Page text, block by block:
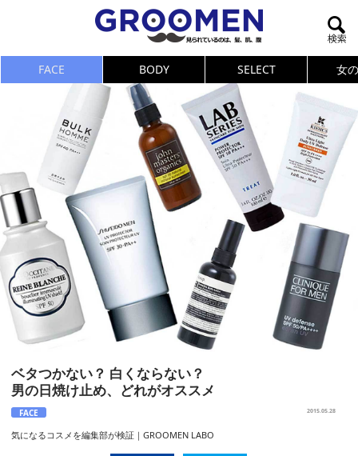
FACE BODY SELECT 女
ベタつかない？ 白くならない？
男の日焼け止め、どれがオススメ
FACE 2015.05.28
気になるコスメを編集部が検証｜GROOMEN LABO